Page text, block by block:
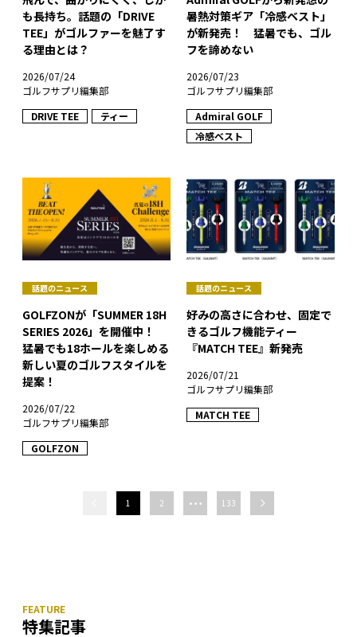
も長持ち。話題の「DRIVE
TEE」がゴルファーを魅了す
る理由とは？
2026/07/24
ゴルフサプリ編集部
DRIVE TEE
ティー
暑熱対策ギア「冷感ベスト」
が新発売！ 猛暑でも、ゴル
フを諦めない
2026/07/23
ゴルフサプリ編集部
Admiral GOLF
冷感ベスト
話題のニュース
GOLFZONが「SUMMER 18H
SERIES 2026」を開催中！
猛暑でも18ホールを楽しめる
新しい夏のゴルフスタイルを
提案！
2026/07/22
ゴルフサプリ編集部
GOLFZON
話題のニュース
好みの高さに合わせ、固定で
きるゴルフ機能ティー
『MATCH TEE』新発売
2026/07/21
ゴルフサプリ編集部
MATCH TEE
1 2 … 133
特集記事